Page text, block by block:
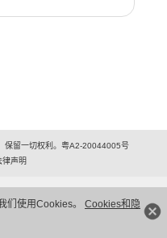
们使用Cookies。 Cookies和隐
保留一切权利。粤A2-20044005号
律声明